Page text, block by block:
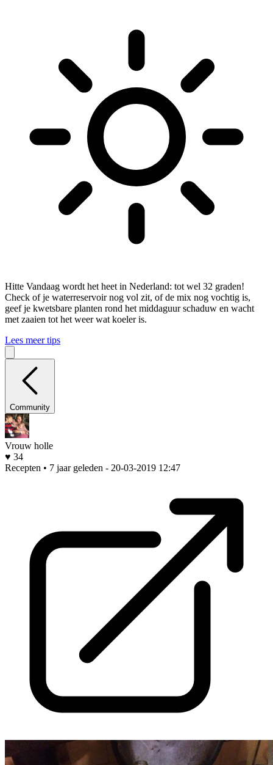
Hitte Vandaag wordt het heet in Nederland: tot wel 32 graden!
Check of je waterreservoir nog vol zit, of de mix nog vochtig is,
geef je kwetsbare planten rond het middaguur schaduw en wacht
met zaaien tot het weer wat koeler is.
Lees meer tips
Community
Vrouw holle
♥ 34
Recepten • 7 jaar geleden - 20-03-2019 12:47